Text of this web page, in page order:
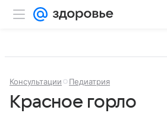
Консультации Педиатрия
Красное горло